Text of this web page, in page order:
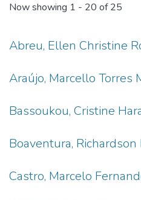
Now showing 1 - 20 of 25
Abreu, Ellen Christine
Araújo, Marcello Torres
Bassoukou, Cristine
Boaventura,
Castro, Marcelo